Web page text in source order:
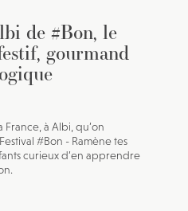
de #Bon, le
gourmand
France, à Albi, qu’on
#Bon - Ramène tes
curieux d’en apprendre
semaines notre lettre
…